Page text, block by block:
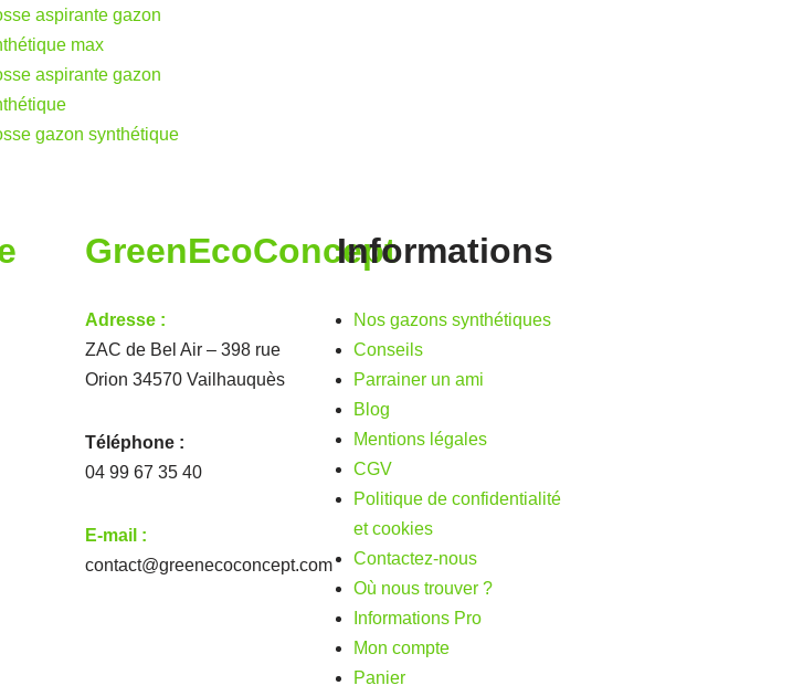
aspirante gazon
max
aspirante gazon
gazon synthétique
GreenEcoConcept
Adresse :
ZAC de Bel Air – 398 rue
Orion 34570 Vailhauquès
Téléphone :
04 99 67 35 40
E-mail :
contact@greenecoconcept.com
Informations
Nos gazons synthétiques
Conseils
Parrainer un ami
Blog
Mentions légales
CGV
Politique de confidentialité
et cookies
Contactez-nous
Où nous trouver ?
Informations Pro
Mon compte
Panier